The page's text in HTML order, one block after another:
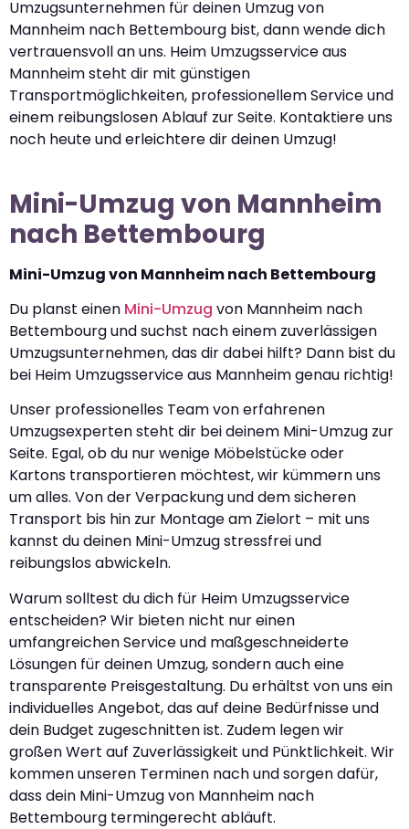
Umzugsunternehmen für deinen Umzug von
Mannheim nach Bettembourg bist, dann wende dich
vertrauensvoll an uns. Heim Umzugsservice aus
Mannheim steht dir mit günstigen
Transportmöglichkeiten, professionellem Service und
einem reibungslosen Ablauf zur Seite. Kontaktiere uns
noch heute und erleichtere dir deinen Umzug!
Mini-Umzug von Mannheim
nach Bettembourg
Mini-Umzug von Mannheim nach Bettembourg
Du planst einen Mini-Umzug von Mannheim nach
Bettembourg und suchst nach einem zuverlässigen
Umzugsunternehmen, das dir dabei hilft? Dann bist du
bei Heim Umzugsservice aus Mannheim genau richtig!
Unser professionelles Team von erfahrenen
Umzugsexperten steht dir bei deinem Mini-Umzug zur
Seite. Egal, ob du nur wenige Möbelstücke oder
Kartons transportieren möchtest, wir kümmern uns
um alles. Von der Verpackung und dem sicheren
Transport bis hin zur Montage am Zielort – mit uns
kannst du deinen Mini-Umzug stressfrei und
reibungslos abwickeln.
Warum solltest du dich für Heim Umzugsservice
entscheiden? Wir bieten nicht nur einen
umfangreichen Service und maßgeschneiderte
Lösungen für deinen Umzug, sondern auch eine
transparente Preisgestaltung. Du erhältst von uns ein
individuelles Angebot, das auf deine Bedürfnisse und
dein Budget zugeschnitten ist. Zudem legen wir
großen Wert auf Zuverlässigkeit und Pünktlichkeit. Wir
kommen unseren Terminen nach und sorgen dafür,
dass dein Mini-Umzug von Mannheim nach
Bettembourg termingerecht abläuft.